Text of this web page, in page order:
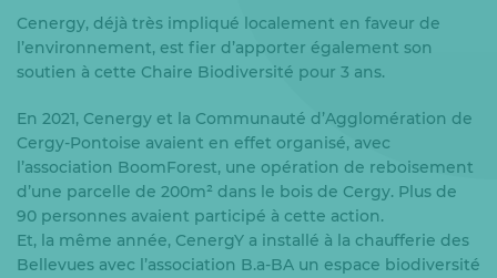
Cenergy, déjà très impliqué localement en faveur de
l’environnement, est fier d’apporter également son
soutien à cette Chaire Biodiversité pour 3 ans.
En 2021, Cenergy et la Communauté d’Agglomération de
Cergy-Pontoise avaient en effet organisé, avec
l’association BoomForest, une opération de reboisement
d’une parcelle de 200m² dans le bois de Cergy. Plus de
90 personnes avaient participé à cette action.
Et, la même année, CenergY a installé à la chaufferie des
Bellevues avec l’association B.a-BA un espace biodiversité